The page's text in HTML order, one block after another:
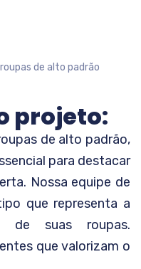
projeto:
de alto padrão,
para destacar
Nossa equipe de
que representa a
de suas roupas.
que valorizam o